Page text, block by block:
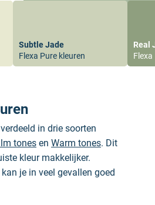
Subtle Jade
Flexa Pure kleuren
Real
Flexa
in drie soorten
tones en Warm tones. Dit
kleur makkelijker.
je in veel gevallen goed